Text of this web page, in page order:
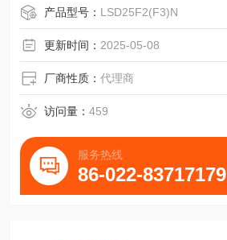
产品型号： LSD25F2(F3)N
更新时间： 2025-05-08
厂商性质：代理商
访问量：459
服务热线
86-022-83717179